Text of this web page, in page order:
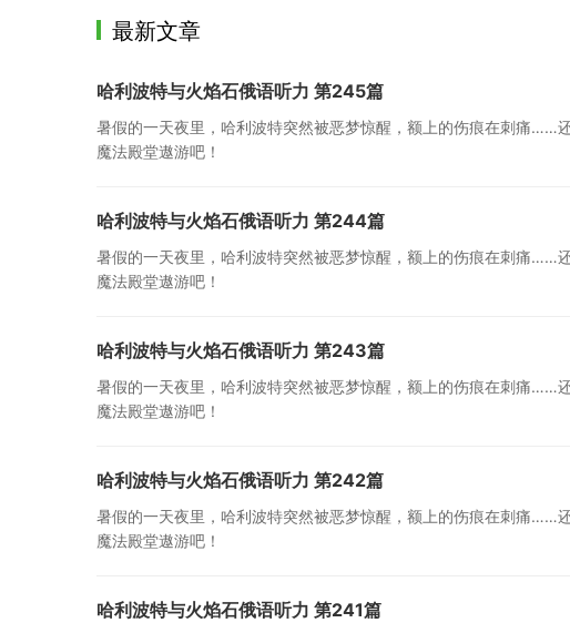
最新文章
哈利波特与火焰石俄语听力 第245篇
暑假的一天夜里，哈利波特突然被恶梦惊醒，额上的伤痕在刺痛……
魔法殿堂遨游吧！
哈利波特与火焰石俄语听力 第244篇
暑假的一天夜里，哈利波特突然被恶梦惊醒，额上的伤痕在刺痛……
魔法殿堂遨游吧！
哈利波特与火焰石俄语听力 第243篇
暑假的一天夜里，哈利波特突然被恶梦惊醒，额上的伤痕在刺痛……
魔法殿堂遨游吧！
哈利波特与火焰石俄语听力 第242篇
暑假的一天夜里，哈利波特突然被恶梦惊醒，额上的伤痕在刺痛……
魔法殿堂遨游吧！
哈利波特与火焰石俄语听力 第241篇